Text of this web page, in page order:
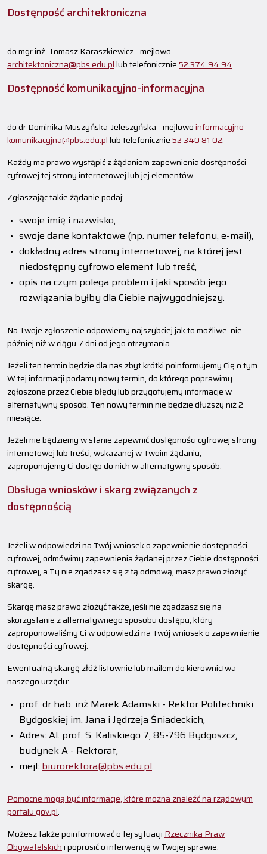
Dostęnpość architektoniczna
domgr inż. Tomasz Karaszkiewicz- mejlowo
architektoniczna@pbs.edu.pllub telefonicznie52 374 94 94.
Dostępność komunikacyjno-informacyjna
dodr Dominika Muszyńska-Jeleszyńska - mejlowoinformacyjno-
komunikacyjna@pbs.edu.pllub telefonicznie52 340 81 02.
Każdy ma prawo wystąpić z żądaniem zapewnienia dostępności
cyfrowej tej strony internetowej lub jej elementów.
Zgłaszając takie żądanie podaj:
swoje imię i nazwisko,
swoje dane kontaktowe (np. numer telefonu, e-mail),
dokładny adres strony internetowej, na której jest
niedostępny cyfrowo element lub treść,
opis na czym polega problem i jaki sposób jego
rozwiązania byłby dla Ciebie najwygodniejszy.
Na Twoje zgłoszenie odpowiemy najszybciej jak to możliwe, nie
później niż w ciągu 7 dni od jego otrzymania.
Jeżeli ten termin będzie dla nas zbyt krótki poinformujemy Cię o tym.
W tej informacji podamy nowy termin, do którego poprawimy
zgłoszone przez Ciebie błędy lub przygotujemy informacje w
alternatywny sposób. Ten nowy termin nie będzie dłuższy niż 2
miesiące.
Jeżeli nie będziemy w stanie zapewnić dostępności cyfrowej strony
internetowej lub treści, wskazanej w Twoim żądaniu,
zaproponujemy Ci dostęp do nich w alternatywny sposób.
Obsługa wniosków i skarg związanych z
dostępnością
Jeżeli w odpowiedzi na Twój wniosek o zapewnienie dostępności
cyfrowej, odmówimy zapewnienia żądanej przez Ciebie dostępności
cyfrowej, a Ty nie zgadzasz się z tą odmową, masz prawo złożyć
skargę.
Skargę masz prawo złożyć także, jeśli nie zgadzasz się na
skorzystanie z alternatywnego sposobu dostępu, który
zaproponowaliśmy Ci w odpowiedzi na Twój wniosek o zapewnienie
dostępności cyfrowej.
Ewentualną skargę złóż listownie lub mailem do kierownictwa
naszego urzędu:
prof. dr hab. inż Marek Adamski - Rektor Politechniki
Bydgoskiej im. Jana i Jędrzeja Śniadeckich,
Adres: Al. prof. S. Kaliskiego 7, 85-796 Bydgoszcz,
budynek A - Rektorat,
mejl: biurorektora@pbs.edu.pl.
Pomocne mogą być informacje, które można znaleźć na rządowym
portalu gov.pl.
Możesz także poinformować o tej sytuacji Rzecznika Praw
Obywatelskichi poprosić o interwencję w Twojej sprawie.